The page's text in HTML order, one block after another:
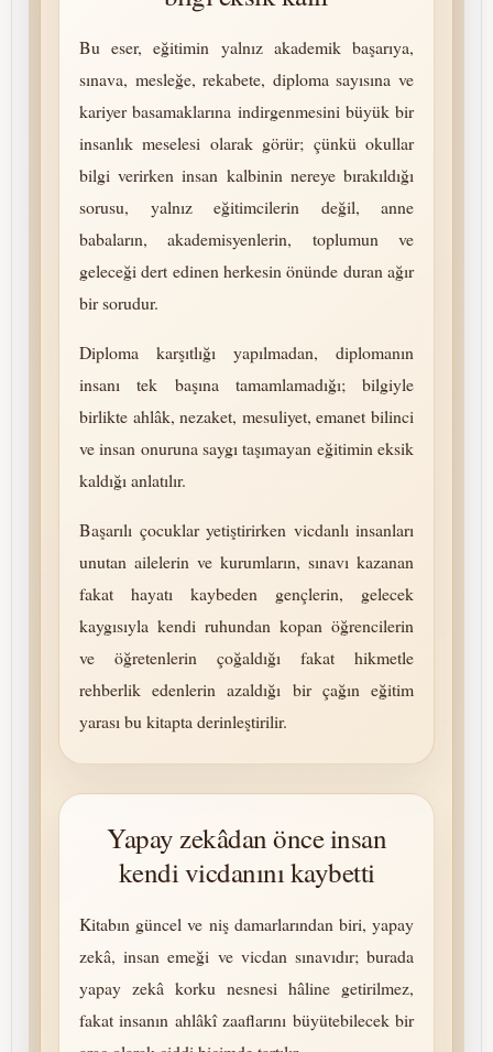
Bu eser, eğitimin yalnız akademik başarıya,
sınava, mesleğe, rekabete, diploma sayısına ve
kariyer basamaklarına indirgenmesini büyük bir
insanlık meselesi olarak görür; çünkü okullar
bilgi verirken insan kalbinin nereye bırakıldığı
sorusu, yalnız eğitimcilerin değil, anne
babaların, akademisyenlerin, toplumun ve
geleceği dert edinen herkesin önünde duran ağır
bir sorudur.
Diploma karşıtlığı yapılmadan, diplomanın
insanı tek başına tamamlamadığı; bilgiyle
birlikte ahlâk, nezaket, mesuliyet, emanet bilinci
ve insan onuruna saygı taşımayan eğitimin eksik
kaldığı anlatılır.
Başarılı çocuklar yetiştirirken vicdanlı insanları
unutan ailelerin ve kurumların, sınavı kazanan
fakat hayatı kaybeden gençlerin, gelecek
kaygısıyla kendi ruhundan kopan öğrencilerin
ve öğretenlerin çoğaldığı fakat hikmetle
rehberlik edenlerin azaldığı bir çağın eğitim
yarası bu kitapta derinleştirilir.
Yapay zekâdan önce insan
kendi vicdanını kaybetti
Kitabın güncel ve niş damarlarından biri, yapay
zekâ, insan emeği ve vicdan sınavıdır; burada
yapay zekâ korku nesnesi hâline getirilmez,
fakat insanın ahlâkî zaaflarını büyütebilecek bir